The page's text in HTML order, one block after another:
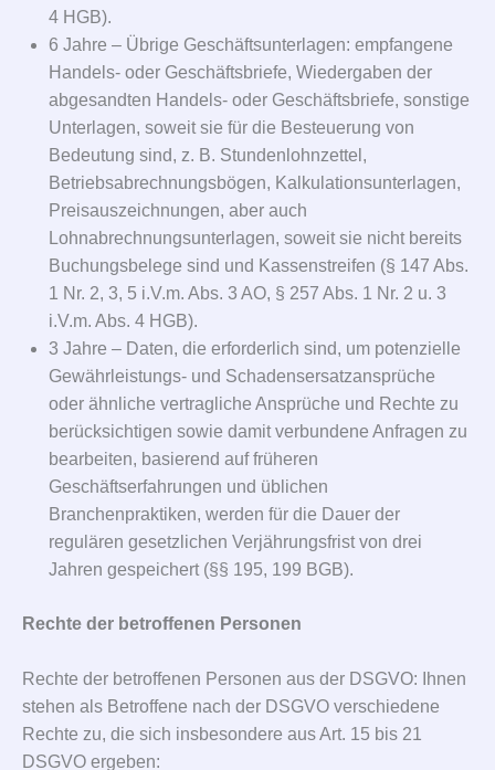
4 HGB).
6 Jahre – Übrige Geschäftsunterlagen: empfangene
Handels- oder Geschäftsbriefe, Wiedergaben der
abgesandten Handels- oder Geschäftsbriefe, sonstige
Unterlagen, soweit sie für die Besteuerung von
Bedeutung sind, z. B. Stundenlohnzettel,
Betriebsabrechnungsbögen, Kalkulationsunterlagen,
Preisauszeichnungen, aber auch
Lohnabrechnungsunterlagen, soweit sie nicht bereits
Buchungsbelege sind und Kassenstreifen (§ 147 Abs.
1 Nr. 2, 3, 5 i.V.m. Abs. 3 AO, § 257 Abs. 1 Nr. 2 u. 3
i.V.m. Abs. 4 HGB).
3 Jahre – Daten, die erforderlich sind, um potenzielle
Gewährleistungs- und Schadensersatzansprüche
oder ähnliche vertragliche Ansprüche und Rechte zu
berücksichtigen sowie damit verbundene Anfragen zu
bearbeiten, basierend auf früheren
Geschäftserfahrungen und üblichen
Branchenpraktiken, werden für die Dauer der
regulären gesetzlichen Verjährungsfrist von drei
Jahren gespeichert (§§ 195, 199 BGB).
Rechte der betroffenen Personen
Rechte der betroffenen Personen aus der DSGVO: Ihnen
stehen als Betroffene nach der DSGVO verschiedene
Rechte zu, die sich insbesondere aus Art. 15 bis 21
DSGVO ergeben: